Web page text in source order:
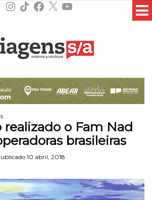
Instagram
TikTokFacebook
X YouTube
realizado o Fam Nad
brasileiras
10 abril, 2018